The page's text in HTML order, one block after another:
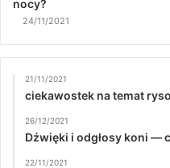
nocy?
24/11/2021
21/11/2021
ciekawostek na temat
26/12/2021
Dźwięki i odgłosy koni —
22/11/2021